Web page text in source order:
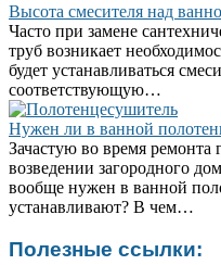
Высота смесителя над
Часто при замене
труб возникает
будет устанавливаться
соответствующую…
Нужен ли в ванной
Зачастую во время
возведении загородного
вообще нужен в ванной
устанавливают? В чем…
Полезные ссылки: